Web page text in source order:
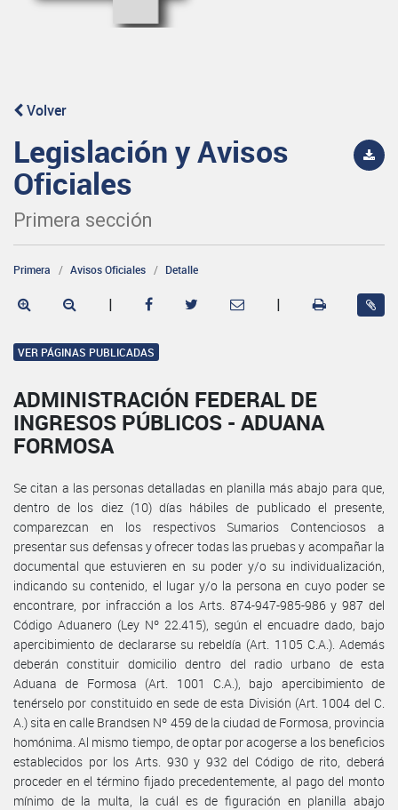
Volver
Legislación y Avisos
Oficiales
Primera sección
Primera Avisos Oficiales Detalle
| |
VER PÁGINAS PUBLICADAS
ADMINISTRACIÓN FEDERAL DE
INGRESOS PÚBLICOS - ADUANA
FORMOSA
Se citan a las personas detalladas en planilla más abajo para que,
dentro de los diez (10) días hábiles de publicado el presente,
comparezcan en los respectivos Sumarios Contenciosos a
presentar sus defensas y ofrecer todas las pruebas y acompañar la
documental que estuvieren en su poder y/o su individualización,
indicando su contenido, el lugar y/o la persona en cuyo poder se
encontrare, por infracción a los Arts. 874-947-985-986 y 987 del
Código Aduanero (Ley Nº 22.415), según el encuadre dado, bajo
apercibimiento de declararse su rebeldía (Art. 1105 C.A.). Además
deberán constituir domicilio dentro del radio urbano de esta
Aduana de Formosa (Art. 1001 C.A.), bajo apercibimiento de
tenérselo por constituido en sede de esta División (Art. 1004 del C.
A.) sita en calle Brandsen Nº 459 de la ciudad de Formosa, provincia
homónima. Al mismo tiempo, de optar por acogerse a los beneficios
establecidos por los Arts. 930 y 932 del Código de rito, deberá
proceder en el término fijado precedentemente, al pago del monto
mínimo de la multa, la cuál es de figuración en planilla abajo